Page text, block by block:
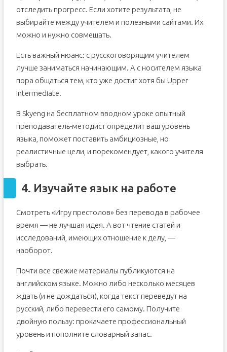
отследить прогресс. Если хотите результата, не
выбирайте между учителем и полезными сайтами. Их
можно и нужно совмещать.
Есть важный нюанс: с русскоговорящим учителем
лучше заниматься начинающим. А с носителем языка
пора общаться тем, кто уже достиг хотя бы Upper
Intermediate.
В Skyeng на бесплатном вводном уроке опытный
преподаватель-методист определит ваш уровень
языка, поможет поставить амбициозные, но
реалистичные цели, и порекомендует, какого учителя
выбрать.
4. Изучайте язык на работе
Смотреть «Игру престолов» без перевода в рабочее
время — не лучшая идея. А вот чтение статей и
исследований, имеющих отношение к делу, —
наоборот.
Почти все свежие материалы публикуются на
английском языке. Можно либо несколько месяцев
ждать (и не дождаться), когда текст переведут на
русский, либо перевести его самому. Получите
двойную пользу: прокачаете профессиональный
уровень и пополните словарный запас.